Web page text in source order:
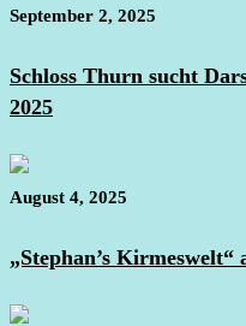
September 2, 2025
Schloss Thurn sucht
2025
August 4, 2025
„Stephan’s